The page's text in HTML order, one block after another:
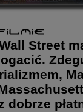
Street
dobrze